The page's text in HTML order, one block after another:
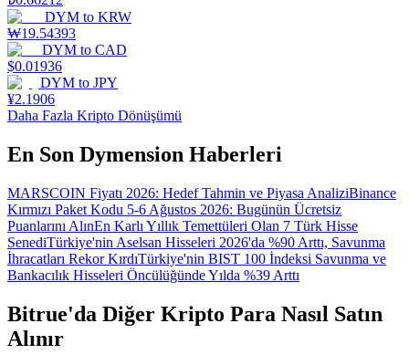
DYM to KRW
₩19.54393
DYM to CAD
$0.01936
DYM to JPY
¥2.1906
Daha Fazla Kripto Dönüşümü
En Son Dymension Haberleri
MARSCOIN Fiyatı 2026: Hedef Tahmin ve Piyasa AnaliziBinance
Kırmızı Paket Kodu 5-6 Ağustos 2026: Bugünün Ücretsiz
Puanlarını AlınEn Karlı Yıllık Temettüleri Olan 7 Türk Hisse
SenediTürkiye'nin Aselsan Hisseleri 2026'da %90 Arttı, Savunma
İhracatları Rekor KırdıTürkiye'nin BIST 100 İndeksi Savunma ve
Bankacılık Hisseleri Öncülüğünde Yılda %39 Arttı
Bitrue'da Diğer Kripto Para Nasıl Satın
Alınır